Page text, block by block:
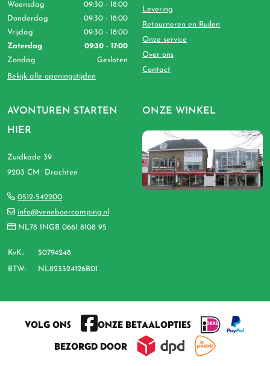
AVONTUREN STARTEN
HIER
Zuidkade 39
9203 CM Drachten
0512-542200
info@veneboercamping.nl
NL78 INGB 0661 8108 95
KvK.: 50794248
BTW: NL823324126B01
Woensdag
09:30 - 18:00
Donderdag
09:30 - 18:00
Vrijdag
09:30 - 18:00
Zaterdag
09:30 - 17:00
Zondag
Gesloten
Bekijk alle openingstijden
Levering
Retourneren en Ruilen
Onze service
Over ons
Contact
ONZE WINKEL
VOLG ONS
ONZE BETAALOPTIES
BEZORGD DOOR